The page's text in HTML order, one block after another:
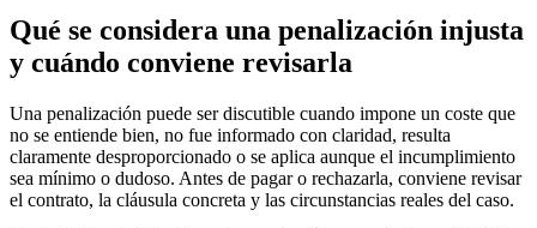
Qué se considera una penalización injusta
y cuándo conviene revisarla
Una penalización puede ser discutible cuando impone un coste que
no se entiende bien, no fue informado con claridad, resulta
claramente desproporcionado o se aplica aunque el incumplimiento
sea mínimo o dudoso. Antes de pagar o rechazarla, conviene revisar
el contrato, la cláusula concreta y las circunstancias reales del caso.